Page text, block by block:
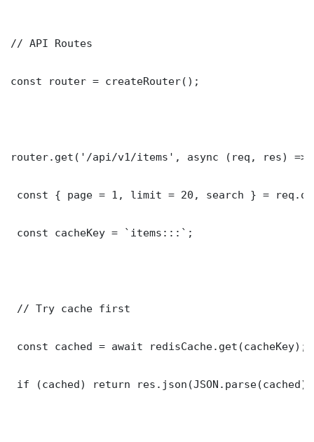
// API Routes
const router = createRouter();
router.get('/api/v1/items', async (req, res) =>
const { page = 1, limit = 20, search } =
const cacheKey = `items:::`;
// Try cache first
const cached = await redisCache.get(cacheKey);
if (cached) return